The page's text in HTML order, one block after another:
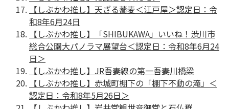
【しぶかわ推し】天ざる蕎麦＜江戸屋＞認定日：令
和8年6月24日
【しぶかわ推し】「SHIBUKAWA」いいね！渋川市
総合公園大パノラマ展望台＜認定日：令和8年6月24
日＞
【しぶかわ推し】JR吾妻線の第一吾妻川橋梁
【しぶかわ推し】⾚城町棚下の「棚下不動の滝」＜
認定日：令和8年5月26日＞